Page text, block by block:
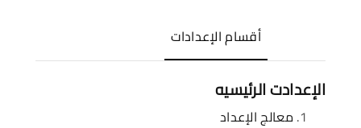
أقسام الإعدادات
الإعدادت الرئيسيه
معالج الإعداد